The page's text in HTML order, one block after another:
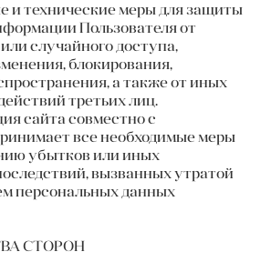
и технические меры для защиты
Пользователя от
случайного доступа,
блокирования,
а также от иных
третьих лиц.
сайта совместно с
все необходимые меры
убытков или иных
вызванных утратой
персональных данных
СТОРОН